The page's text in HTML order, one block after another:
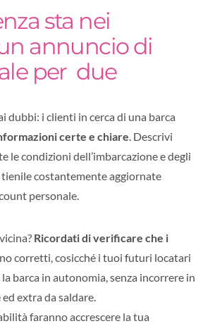
sta nei
annuncio di
per due
dubbi: i clienti in cerca di una barca
certe e chiare . Descrivi
le condizioni dell’imbarcazione e degli
costantemente aggiornate
personale.
Ricordati di verificare che i
corretti, cosicché i tuoi futuri locatari
barca in autonomia, senza incorrere in
extra da saldare.
faranno accrescere la tua